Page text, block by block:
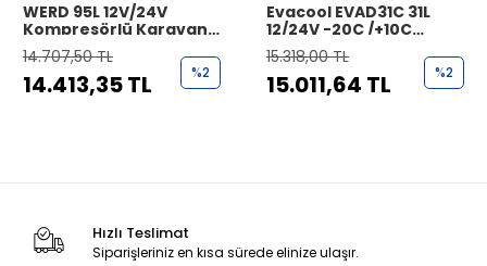
WERD 95L 12V/24V
Kompresörlü Karavan
Buzdolabı - 95 Litre
14.707,50 TL
14.413,35 TL %2
Evacool EVAD31C 31L
12/24V -20C /+10C
Çekmece Tipi
Kompresörlü Buzdolabı
15.318,00 TL
15.011,64 TL %2
Hızlı Teslimat
Siparişleriniz en kısa sürede elinize ulaşır.